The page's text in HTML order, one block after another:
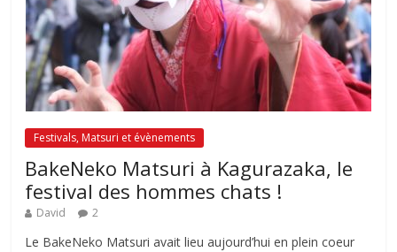
Festivals, Matsuri et évènements
BakeNeko Matsuri à Kagurazaka, le
festival des hommes chats !
David 2
Le BakeNeko Matsuri avait lieu aujourd’hui en plein coeur